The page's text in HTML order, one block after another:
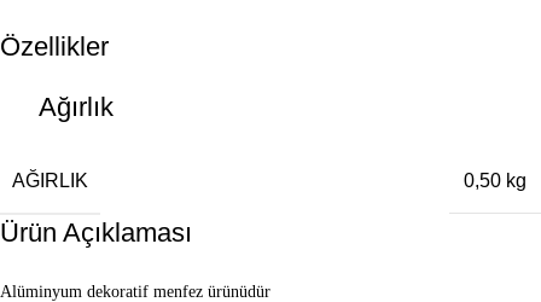
Özellikler
Ağırlık
AĞIRLIK 0,50 kg
Ürün Açıklaması
Alüminyum dekoratif menfez ürünüdür